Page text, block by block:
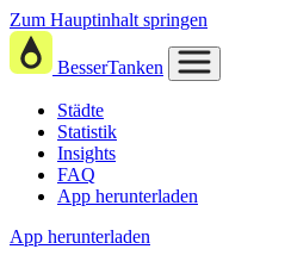
Zum Hauptinhalt springen
BesserTanken
Städte
Statistik
Insights
FAQ
App herunterladen
App herunterladen